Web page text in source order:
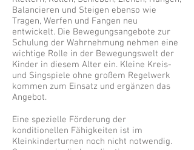
Balancieren und Steigen ebenso wie
Tragen, Werfen und Fangen neu
entwickelt. Die Bewegungsangebote zur
Schulung der Wahrnehmung nehmen eine
wichtige Rolle in der Bewegungswelt der
Kinder in diesem Alter ein. Kleine Kreis-
und Singspiele ohne großem Regelwerk
kommen zum Einsatz und ergänzen das
Angebot.
Eine spezielle Förderung der
konditionellen Fähigkeiten ist im
Kleinkinderturnen noch nicht notwendig.